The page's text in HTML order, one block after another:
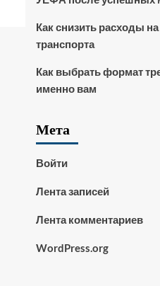
Как снизить расходы
транспорта
Как выбрать формат
именно вам
Мета
Войти
Лента записей
Лента комментариев
WordPress.org